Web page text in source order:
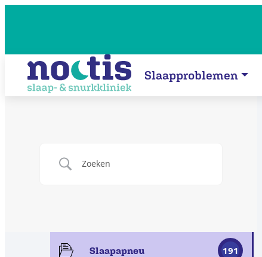
Slaapproblemen
Slaapapneu 191